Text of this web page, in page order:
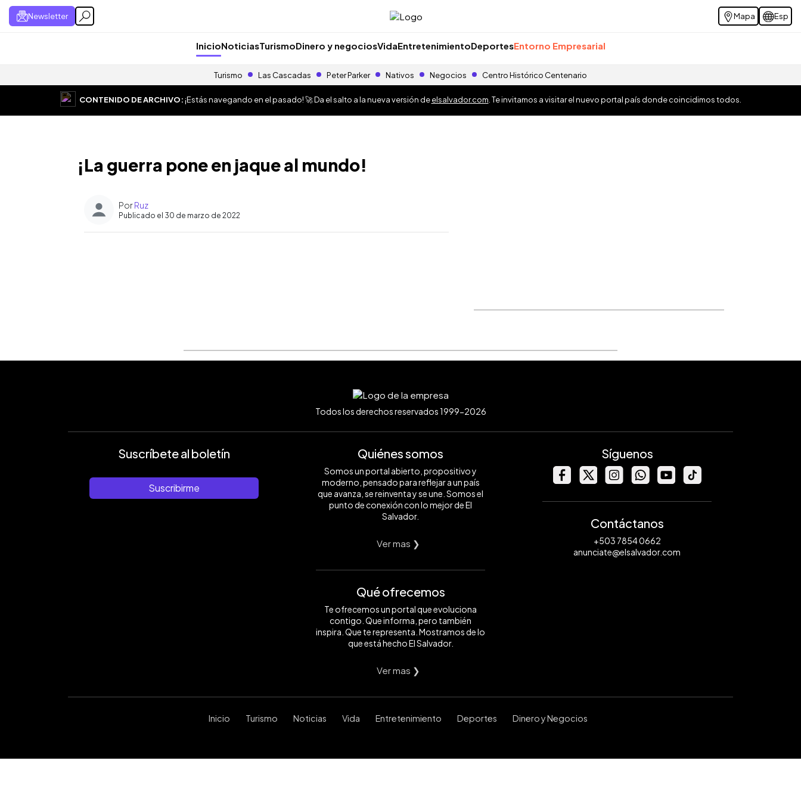
Newsletter Mapa Esp
InicioNoticiasTurismoDinero y negociosVidaEntretenimientoDeportesEntorno Empresarial
Turismo Las Cascadas Peter Parker Nativos Negocios Centro Histórico Centenario
CONTENIDO DE ARCHIVO:¡Estás navegando en el pasado! 🚀 Da el salto a la nueva versión deelsalvador.com . Te invitamos a visitar el nuevo portal país donde coincidimos todos.
¡La guerra pone en jaque al mundo!
PorRuz
Publicado el 30 de marzo de 2022
Todos los derechos reservados 1999-2026
Suscríbete al boletín
Suscribirme
Quiénes somos
Somos un portal abierto, propositivo y
moderno, pensado para reflejar a un país
que avanza, se reinventa y se une. Somos el
punto de conexión con lo mejor de El
Salvador.
Ver mas ❯
Qué ofrecemos
Te ofrecemos un portal que evoluciona
contigo. Que informa, pero también
inspira. Que te representa. Mostramos de lo
que está hecho El Salvador.
Ver mas ❯
Síguenos
Contáctanos
+503 7854 0662
anunciate@elsalvador.com
Inicio Turismo Noticias Vida Entretenimiento Deportes Dinero y Negocios